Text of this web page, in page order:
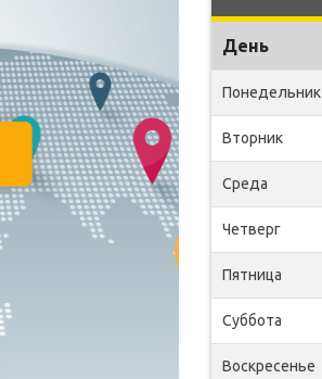
День
Понедельник
Вторник
Среда
Четверг
Пятница
Суббота
Воскресенье